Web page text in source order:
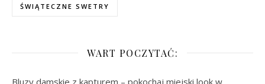
ŚWIĄTECZNE SWETRY
WART POCZYTAĆ:
Bluzy damskie z kapturem – pokochaj miejski look w